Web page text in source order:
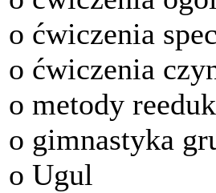
o ćwiczenia
o ćwiczenia
o metody
o gimnastyka
o Ugul